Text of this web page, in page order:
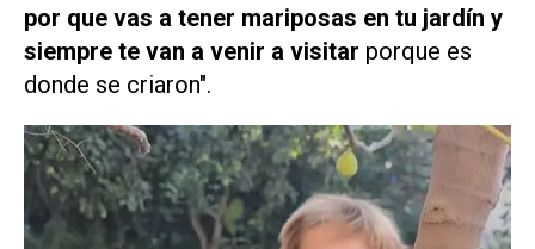
por que vas a tener mariposas en tu jardín y
siempre te van a venir a visitar porque es
donde se criaron".